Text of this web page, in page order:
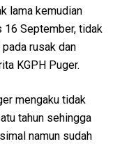
lama kemudian
16 September, tidak
rusak dan
KGPH Puger.
mengaku tidak
tahun sehingga
namun sudah